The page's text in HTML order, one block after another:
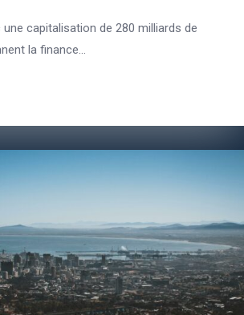
capitalisation de 280 milliards de
la finance...